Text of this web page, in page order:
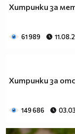
Хитринки за
61 989
Хитринки за
149 686